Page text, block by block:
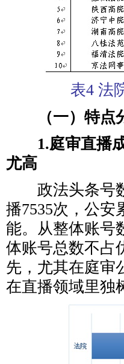
表4 法
（一）特点
1.庭审直播
尤高
政法头条号数
播7535次，公安
能。从整体账号
体账号总数不占
先，尤其在庭审
在直播领域里独